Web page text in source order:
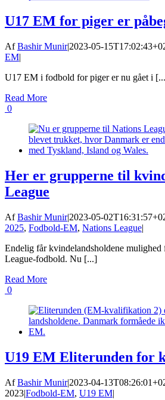
U17 EM for piger er
AfBashir Munir|2023-05-
EM|
U17 EM i fodbold for piger er nu gået i
Read More
0
Her er grupperne til
League
AfBashir Munir|2023-05-
2025, Fodbold-EM, Nations League|
Endelig får kvindelandsholdene mulighed
League-fodbold. Nu [...]
Read More
0
U19 EM Eliterunden for
AfBashir Munir|2023-04-
2023|Fodbold-EM, U19 EM|